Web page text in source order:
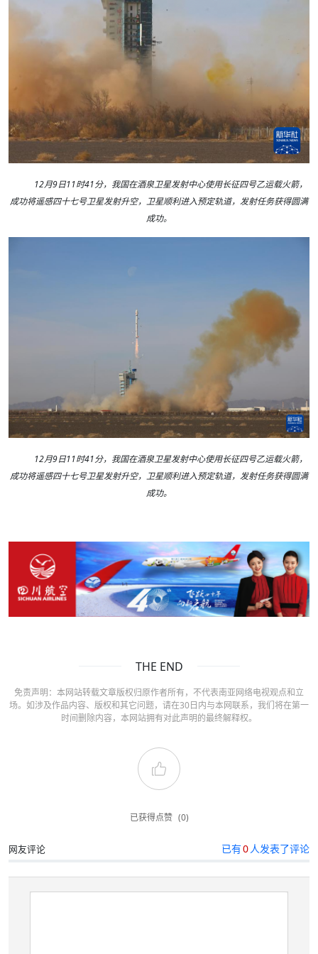
12月9日11时41分，我国在酒泉卫星发射中心使用长征四号乙运载火箭，
成功将遥感四十七号卫星发射升空，卫星顺利进入预定轨道，发射任务获得圆满
成功。
12月9日11时41分，我国在酒泉卫星发射中心使用长征四号乙运载火箭，
成功将遥感四十七号卫星发射升空，卫星顺利进入预定轨道，发射任务获得圆满
成功。
THE END
免责声明：本网站转载文章版权归原作者所有，不代表南亚网络电视观点和立
场。如涉及作品内容、版权和其它问题，请在30日内与本网联系，我们将在第一
时间删除内容，本网站拥有对此声明的最终解释权。
已获得点赞 (0)
网友评论 已有0 人发表了评论